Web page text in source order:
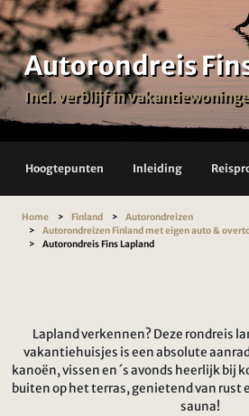
Autorondreis
Incl. verblijf in
Hoogtepunten Inleiding
Home Finland
Autorondreizen
Autorondreizen Finland met eigen auto &
Autorondreis Fins Lapland
Lapland verkennen? Deze rondreis
vakantiehuisjes is een absolute
kanoën, vissen en ´s avonds heerlijk bij
buiten op het terras, genietend van rust
sauna!